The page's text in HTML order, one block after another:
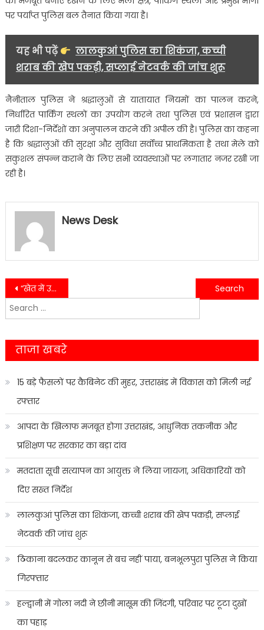
पर पर्याप्त पुलिस बल तैनात किया गया है।
यह भी पढ़ें
लालकुआं पुलिस का शिकंजा, कच्ची
शराब की खेप पकड़ी, सप्लाई नेटवर्क की जांच शुरू
नैनीताल पुलिस ने श्रद्धालुओं से यातायात नियमों का पालन करने,
निर्धारित पार्किंग स्थलों का उपयोग करने तथा पुलिस एवं प्रशासन द्वारा
जारी दिशा-निर्देशों का अनुपालन करने की अपील की है। पुलिस का कहना
है कि श्रद्धालुओं की सुरक्षा और सुविधा सर्वोच्च प्राथमिकता है तथा मेले को
सकुशल संपन्न कराने के लिए सभी व्यवस्थाओं पर लगातार नजर रखी जा
रही है।
News Desk
Post
navigation
“खेत में उतरे सीएम धामी, गोबर की खाद डालकर प्राकृतिक खेती अपनाने का किया आह्वान”
‘कोई प्लान नहीं था, बाबा ने बुला लिया’— कैंची धाम पहुंची श्रद्धालु ने साझा किया अनुभव
Search
for:
ताजा खबरे
15 बड़े फैसलों पर कैबिनेट की मुहर, उत्तराखंड में विकास को मिली नई
रफ्तार
आपदा के खिलाफ मजबूत होगा उत्तराखंड, आधुनिक तकनीक और
प्रशिक्षण पर सरकार का बड़ा दांव
मतदाता सूची सत्यापन का आयुक्त ने लिया जायजा, अधिकारियों को
दिए सख्त निर्देश
लालकुआं पुलिस का शिकंजा, कच्ची शराब की खेप पकड़ी, सप्लाई
नेटवर्क की जांच शुरू
ठिकाना बदलकर कानून से बच नहीं पाया, बनभूलपुरा पुलिस ने किया
गिरफ्तार
हल्द्वानी में गोला नदी ने छीनी मासूम की जिंदगी, परिवार पर टूटा दुखों
का पहाड़